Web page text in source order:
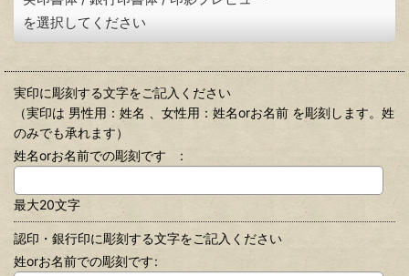
を選択してください
実印に彫刻する文字をご記入ください
（実印は 男性用：姓名 、女性用：姓名orお名前 を彫刻します。姓
のみでも承れます）
姓名orお名前での彫刻です
:
最大20文字
認印・銀行印に彫刻する文字をご記入ください
姓orお名前での彫刻です: